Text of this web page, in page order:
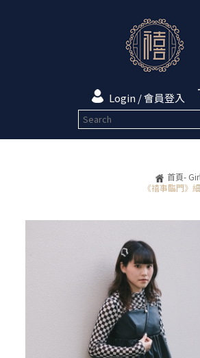
Login / 會員登入
首頁-
《禧事臨門》